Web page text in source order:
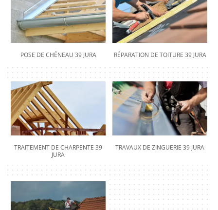
POSE DE CHÉNEAU 39 JURA RÉPARATION DE TOITURE 39 JURA
TRAITEMENT DE CHARPENTE 39
JURA
TRAVAUX DE ZINGUERIE 39 JURA